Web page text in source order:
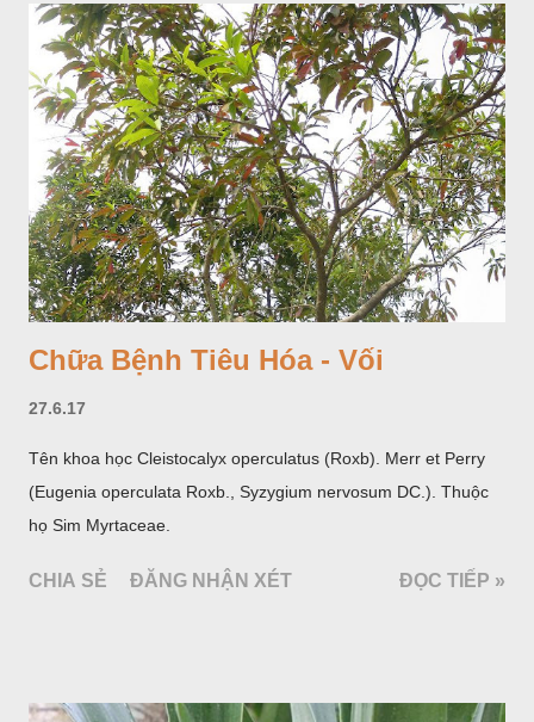
Tam Đảo (Vĩnh Phúc), đã thu được kết quả ban đầu (những
năm 1560- 70); thường trồng đến năm thứ hai, thứ ba mới hái
hoa; trồng một lần thu hoạch 10 - 20 năm.
Chữa Bệnh Tiêu Hóa - Vối
27.6.17
Tên khoa học Cleistocalyx operculatus (Roxb). Merr et Perry
(Eugenia operculata Roxb., Syzygium nervosum DC.). Thuộc
họ Sim Myrtaceae.
CHIA SẺ ĐĂNG NHẬN XÉT ĐỌC TIẾP »